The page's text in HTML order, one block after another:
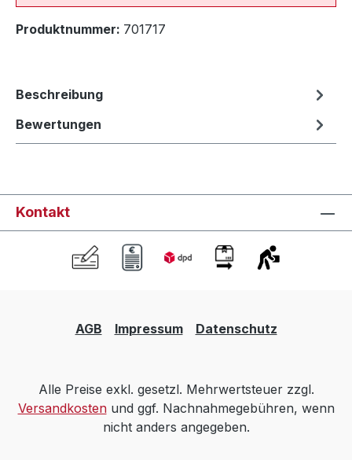
Produktnummer: 701717
Beschreibung
Bewertungen
Kontakt
AGB Impressum Datenschutz
Alle Preise exkl. gesetzl. Mehrwertsteuer zzgl.
Versandkostenund ggf. Nachnahmegebühren, wenn
nicht anders angegeben.